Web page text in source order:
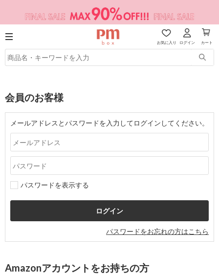
お気に入り ログイン カート
会員のお客様
メールアドレスとパスワードを入力してログインしてください。
パスワードを表示する
パスワードをお忘れの方はこちら
Amazonアカウントをお持ちの方